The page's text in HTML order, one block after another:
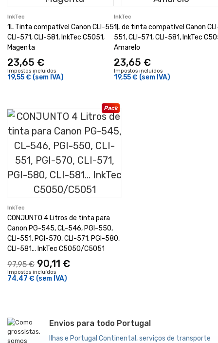
InkTec
1L Tinta compatível Canon CLI-551,
CLI-571, CLI-581, InkTec C5051,
Magenta
23,65 €
Impostos incluídos
19,55 € (sem IVA)
InkTec
1L de tinta compatível Canon
551, CLI-571, CLI-581, InkTec
Amarelo
23,65 €
Impostos incluídos
19,55 € (sem IVA)
Pack
InkTec
CONJUNTO 4 Litros de tinta para
Canon PG-545, CL-546, PGI-550,
CLI-551, PGI-570, CLI-571, PGI-580,
CLI-581... InkTec C5050/C5051
97,95 € 90,11 €
Impostos incluídos
74,47 € (sem IVA)
Envios para todo Portugal
Ilhas e Portugal Continental, serviços de transporte